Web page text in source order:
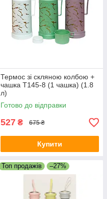
Термос зі скляною колбою +
чашка T145-8 (1 чашка) (1.8
л)
Готово до відправки
527 ₴ 675 ₴
Купити
Топ продажів –27%